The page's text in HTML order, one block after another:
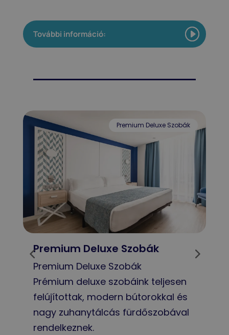
További információ:
Premium Deluxe Szobák
Premium Deluxe Szobák
Premium Deluxe Szobák
Prémium deluxe szobáink teljesen
felújítottak, modern bútorokkal és
nagy zuhanytálcás fürdőszobával
rendelkeznek.